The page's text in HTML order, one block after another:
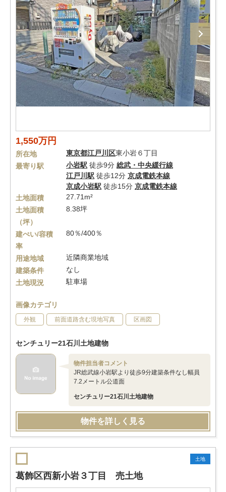
1,550万円
所在地 東京都江戸川区東小岩６丁目
最寄り駅
小岩駅 徒歩9分 総武・中央緩行線
江戸川駅 徒歩12分 京成電鉄本線
京成小岩駅 徒歩15分 京成電鉄本線
土地面積
27.71m²
土地面積
（坪）
8.38坪
建ぺい/容積
率
80％/400％
用途地域
近隣商業地域
建築条件
なし
土地現況
駐車場
画像カテゴリ
外観 前面道路含む現地写真 区画図
センチュリー21石川土地建物
物件担当者コメント
JR総武線小岩駅より徒歩9分建築条件なし幅員
7.2メートル公道面
センチュリー21石川土地建物
物件を詳しく見る
土地
葛飾区西新小岩３丁目 売土地